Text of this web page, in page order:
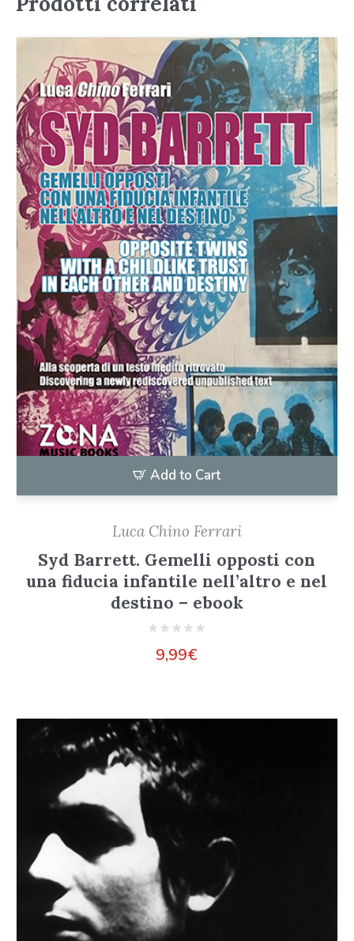
Add to Cart
Luca Chino Ferrari
Syd Barrett. Gemelli opposti con
una fiducia infantile nell’altro e nel
destino – ebook
9,99€